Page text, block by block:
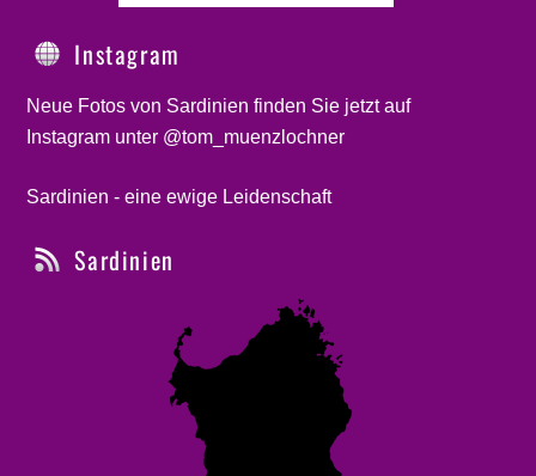
Instagram
Neue Fotos von Sardinien finden Sie jetzt auf
Instagram unter @tom_muenzlochner
Sardinien - eine ewige Leidenschaft
Sardinien